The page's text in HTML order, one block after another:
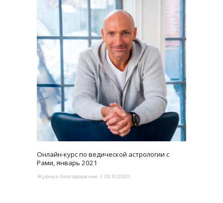
Онлайн-курс по ведической астрологии с
Рами, январь 2021
Журнал Благодарение 03.10.2020